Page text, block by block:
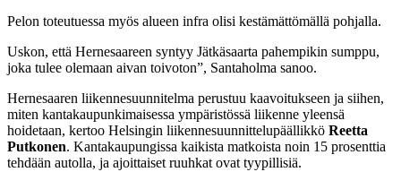
Pelon toteutuessa myös alueen infra olisi kestämättömällä pohjalla.
Uskon, että Hernesaareen syntyy Jätkäsaarta pahempikin sumppu,
joka tulee olemaan aivan toivoton”, Santaholma sanoo.
Hernesaaren liikennesuunnitelma perustuu kaavoitukseen ja siihen,
miten kantakaupunkimaisessa ympäristössä liikenne yleensä
hoidetaan, kertoo Helsingin liikennesuunnittelupäällikkö Reetta
Putkonen. Kantakaupungissa kaikista matkoista noin 15 prosenttia
tehdään autolla, ja ajoittaiset ruuhkat ovat tyypillisiä.